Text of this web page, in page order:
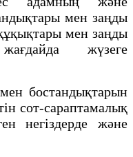
мен заңды
мен заңды
жүзеге
бостандықтарын
сот-сараптамалық
негіздерде және